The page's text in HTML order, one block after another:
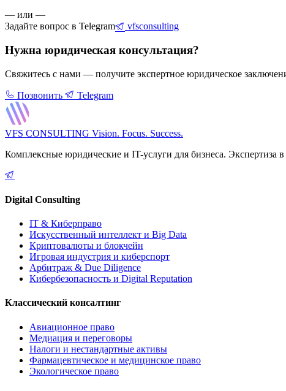
— или —
Задайте вопрос в Telegram
vfsconsulting
Нужна юридическая консультация?
Свяжитесь с нами — получите экспертное юридическое
Позвонить Telegram
VFS CONSULTING Vision. Focus. Success.
Комплексные юридические и IT-услуги для бизнеса. Экспертиза
Digital Consulting
IT & Киберправо
Искусственный интеллект и Big Data
Криптовалюты и блокчейн
Игровая индустрия и киберспорт
Арбитраж & Due Diligence
Кибербезопасность и Digital Reputation
Классический консалтинг
Авиационное право
Медиация и переговоры
Налоги и нестандартные активы
Фармацевтическое и медицинское право
Экологическое право